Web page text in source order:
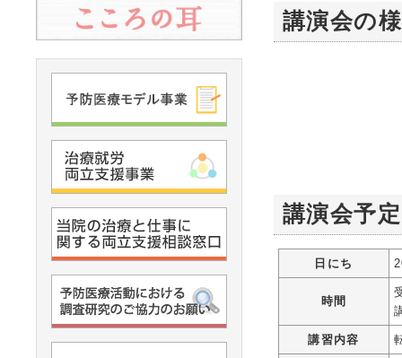
講演会の
講演会予定
日にち
時間
講習内容